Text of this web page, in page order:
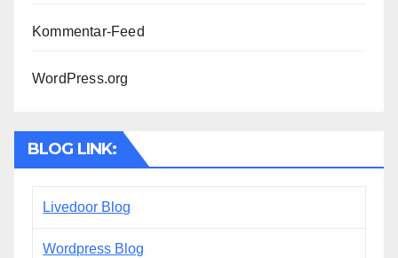
Kommentar-Feed
WordPress.org
BLOG LINK:
Livedoor Blog
Wordpress Blog